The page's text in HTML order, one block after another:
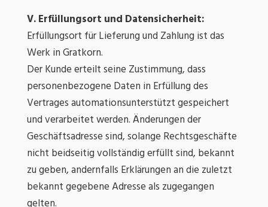
V. Erfüllungsort und Datensicherheit:
Erfüllungsort für Lieferung und Zahlung ist das
Werk in Gratkorn.
Der Kunde erteilt seine Zustimmung, dass
personenbezogene Daten in Erfüllung des
Vertrages automationsunterstützt gespeichert
und verarbeitet werden. Änderungen der
Geschäftsadresse sind, solange Rechtsgeschäfte
nicht beidseitig vollständig erfüllt sind, bekannt
zu geben, andernfalls Erklärungen an die zuletzt
bekannt gegebene Adresse als zugegangen